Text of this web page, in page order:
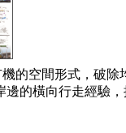
的空間形式，破除
邊的橫向行走經驗